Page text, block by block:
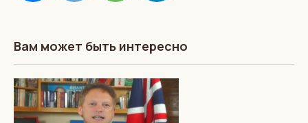
Вам может быть интересно